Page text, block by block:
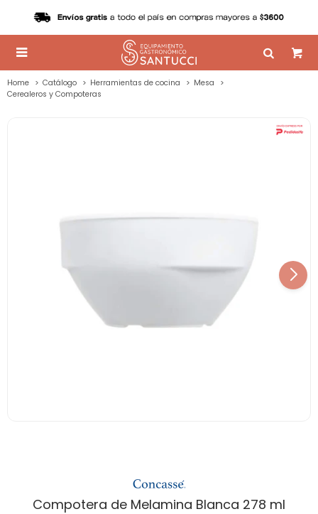

Home Catálogo Herramientas de cocina
Mesa
Cerealeros y Compoteras
Compotera de Melamina Blanca 278 ml